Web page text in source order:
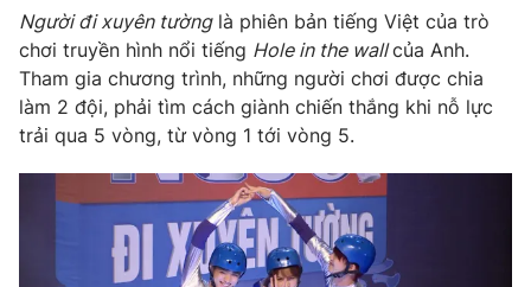
Giải sao mai
Sao
Làm đẹp
Chất lượng cuộc sống
Giáo dục
Tuyển sinh
Học trực tuyến
Công nghệ
Hitech Công nghệ tương lai
Sản phẩm
Tư vấn
Giao lưu trực tuyến
Lịch phát sóng
Người đi xuyên tườnglà phiên bản tiếng Việt của trò
chơi truyền hình nổi tiếng Hole in the wallcủa Anh.
Tham gia chương trình, những người chơi được chia
làm 2 đội, phải tìm cách giành chiến thắng khi nỗ lực
trải qua 5 vòng, từ vòng 1 tới vòng 5.